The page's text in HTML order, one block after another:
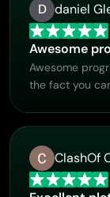
D daniel
Awesome
Awesome
the fact you
ClashOf